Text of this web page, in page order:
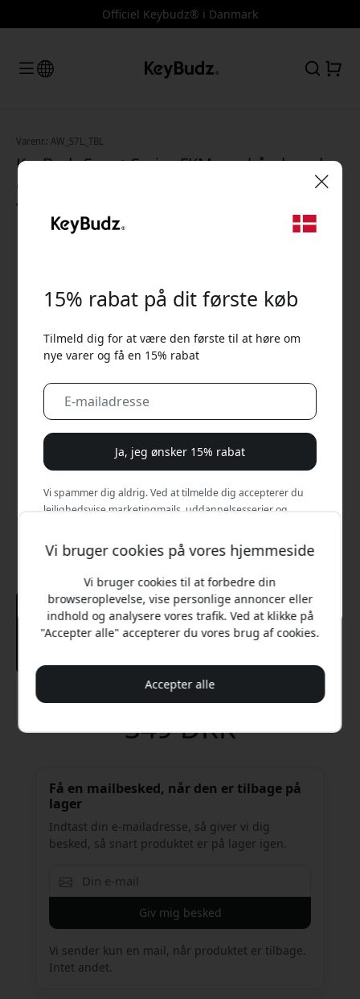
Officiel Keybudz® i Danmark
Varenr.: AW_S7L_TBL
KeyBudz Sync+ Series FKM-armbånd med
aftagelig AirPods-dock til Apple Watch 44–
49 mm og Ultra - Tidal Blue
Anbefalet pris
349 DKK
Få en mailbesked, når den er tilbage på
lager
Indtast din e-mailadresse, så giver vi dig
besked, så snart produktet er på lager igen.
Giv mig besked
Vi sender kun en mail, når produktet er tilbage.
Intet andet.
Vi bruger cookies på vores hjemmeside
Vi bruger cookies til at forbedre din
browseroplevelse, vise personlige annoncer eller
indhold og analysere vores trafik. Ved at klikke på
"Accepter alle" accepterer du vores brug af cookies.
Accepter alle
15% rabat på dit første køb
Tilmeld dig for at være den første til at høre om
nye varer og få en 15% rabat
Ja, jeg ønsker 15% rabat
Vi spammer dig aldrig. Ved at tilmelde dig accepterer du
lejlighedsvise marketingmails, uddannelsesserier og
Brug denne kode ved kassen for at få 15% rabat.